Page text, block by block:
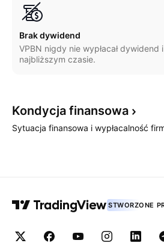
Brak dywidend
VPBN nigdy nie wypłacał dywidend
najbliższym czasie.
Kondycja finansowa
Sytuacja finansowa i wypłacalność
STWORZONE